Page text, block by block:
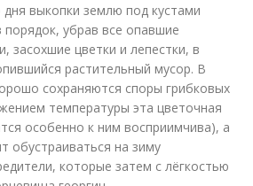
дня выкопки землю под кустами
порядок, убрав все опавшие
засохшие цветки и лепестки, в
растительный мусор. В
сохраняются споры грибковых
температуры эта цветочная
особенно к ним восприимчива), а
обустраиваться на зиму
которые затем с лёгкостью